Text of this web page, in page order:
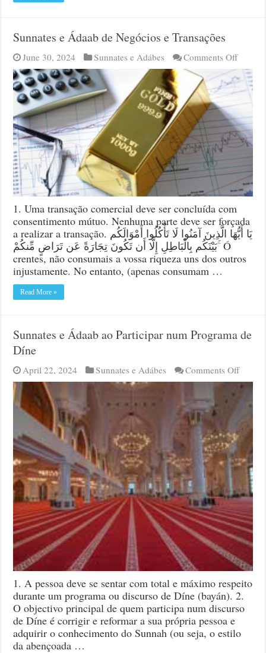
Sunnates e Ádaab de Negócios e Transações
June 30, 2024 Sunnates e Adábes Comments Offon
e
Ádaab
e
1. Uma transação comercial deve ser concluída com
consentimento mútuo. Nenhuma parte deve ser forçada
a realizar a transação. يَا أَيُّهَا الَّذِينَ آمَنُوا لَا تَأْكُلُوا أَمْوَالَكُم
بَيْنَكُم بِالْبَاطِلِ إِلَّا أَن تَكُونَ تِجَارَةً عَن تَرَاضٍ مِّنكُمْ ۚ Ó
crentes, não consumais a vossa riqueza uns dos outros
injustamente. No entanto, (apenas consumam …
Read More »
Sunnates e Ádaab ao Participar num Programa de
Díne
April 22, 2024 Sunnates e Adábes Comments Offon
Ádaab
num
de
Díne
1. A pessoa deve se sentar com total e máximo respeito
durante um programa ou discurso de Díne (bayán). 2.
O objectivo principal de quem participa num discurso
de Díne é corrigir e reformar a sua própria pessoa e
adquirir o conhecimento do Sunnah (ou seja, o estilo
da abençoada …